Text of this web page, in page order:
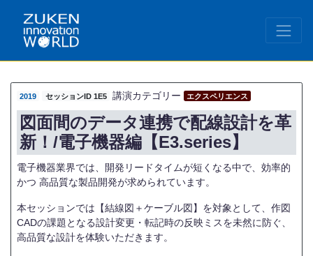
2019 セッションID 1E5 講演カテゴリー エクスペリエンス
図面間のデータ連携で配線設計を革
新！/電子機器編【E3.series】
電子機器業界では、開発リードタイムが短くなる中で、効率的
かつ 高品質な製品開発が求められています。
本セッションでは【結線図＋ケーブル図】を対象として、作図
CADの課題となる設計変更・転記時の反映ミスを未然に防ぐ、
高品質な設計を体験いただきます。